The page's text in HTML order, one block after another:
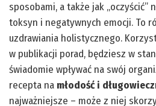
sposobami, a także jak „oczyścić”
toksyn i negatywnych emocji. To
uzdrawiania holistycznego.
w publikacji porad, będziesz w
świadomie wpływać na swój
recepta na młodość i
najważniejsze – może z niej